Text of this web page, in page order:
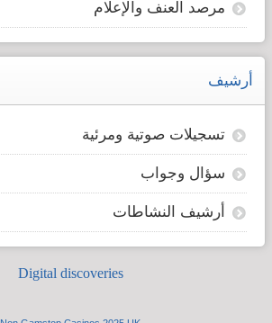
مرصد العنف والإعلام
أرشيف
تسجيلات صوتية ومرئية
سؤال وجواب
أرشيف النشاطات
Digital discoveries